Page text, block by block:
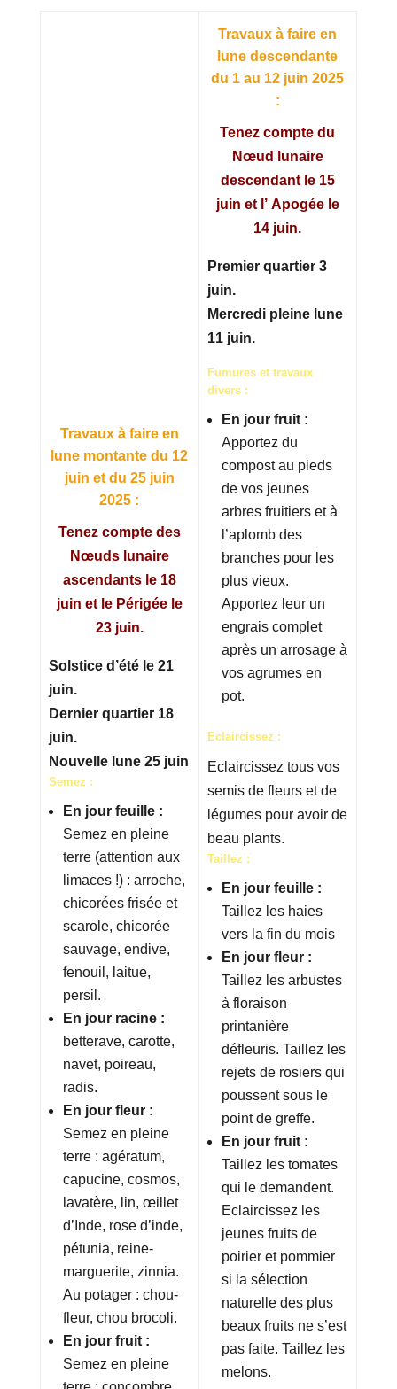
Travaux à faire en
lune montante du 12
juin et du 25 juin
2025 :
Tenez compte des
Nœuds lunaire
ascendants le 18
juin et le Périgée le
23 juin.
Solstice d’été le 21
juin.
Dernier quartier 18
juin.
Nouvelle lune 25 juin
Semez :
En jour feuille :
Semez en pleine
terre (attention aux
limaces !) : arroche,
chicorées frisée et
scarole, chicorée
sauvage, endive,
fenouil, laitue,
persil.
En jour racine :
betterave, carotte,
navet, poireau,
radis.
En jour fleur :
Semez en pleine
terre : agératum,
capucine, cosmos,
lavatère, lin, œillet
d’Inde, rose d’inde,
pétunia, reine-
marguerite, zinnia.
Au potager : chou-
fleur, chou brocoli.
En jour fruit :
Semez en pleine
Travaux à faire en
lune descendante
du 1 au 12 juin 2025
:
Tenez compte du
Nœud lunaire
descendant le 15
juin et l’ Apogée le
14 juin.
Premier quartier 3
juin.
Mercredi pleine lune
11 juin.
Fumures et travaux
divers :
En jour fruit :
Apportez du
compost au pieds
de vos jeunes
arbres fruitiers et à
l’aplomb des
branches pour les
plus vieux.
Apportez leur un
engrais complet
après un arrosage à
vos agrumes en
pot.
Eclaircissez :
Eclaircissez tous vos
semis de fleurs et de
légumes pour avoir de
beau plants.
Taillez :
En jour feuille :
Taillez les haies
vers la fin du mois
En jour fleur :
Taillez les arbustes
à floraison
printanière
défleuris. Taillez les
rejets de rosiers qui
poussent sous le
point de greffe.
En jour fruit :
Taillez les tomates
qui le demandent.
Eclaircissez les
jeunes fruits de
poirier et pommier
si la sélection
naturelle des plus
beaux fruits ne s’est
pas faite. Taillez les
melons.